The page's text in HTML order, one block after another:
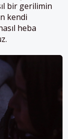
bir gerilimin
kendi
heba